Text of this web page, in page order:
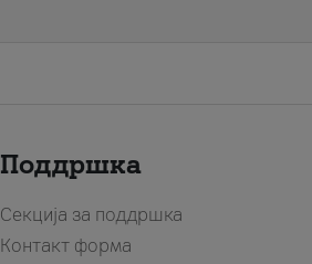
Поддршка
Секција за поддршка
Контакт форма